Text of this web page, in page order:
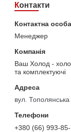
Контакти
Менеджер
Ваш Холод -
та комплектуючі
вул.
+380 (66) 993-